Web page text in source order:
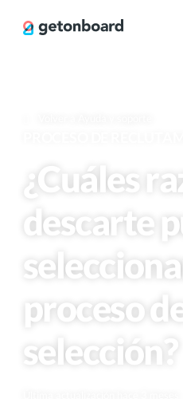
¿Cuáles
descarte
proceso de
selección?